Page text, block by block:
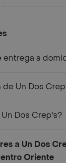
entrega a
Un Dos
Dos Crep's?
a Un Dos
Oriente